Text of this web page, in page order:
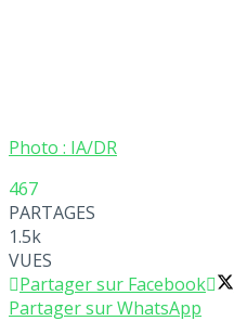
Photo : IA/DR
467
PARTAGES
1.5k
VUES
Partager sur Facebook
Partager sur WhatsApp